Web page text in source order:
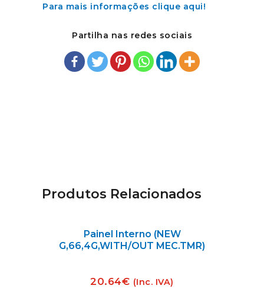
Para mais informações clique aqui!
Partilha nas redes sociais
Produtos Relacionados
Painel Interno (NEW
G,66,4G,WITH/OUT MEC.TMR)
20.64€ (Inc. IVA)